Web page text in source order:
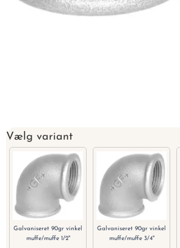
Vælg variant
Galvaniseret 90gr vinkel
muffe/muffe 1/2"
Galvaniseret 90gr vinkel
muffe/muffe 3/4"